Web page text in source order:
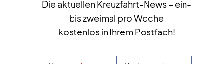
Die aktuellen Kreuzfahrt-News – ein-
bis zweimal pro Woche
kostenlos in Ihrem Postfach!